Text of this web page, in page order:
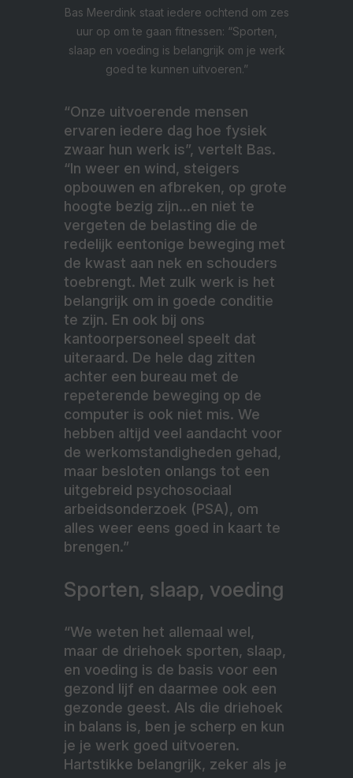
Bas Meerdink staat iedere ochtend om zes
uur op om te gaan fitnessen: “Sporten,
slaap en voeding is belangrijk om je werk
goed te kunnen uitvoeren.”
“Onze uitvoerende mensen
ervaren iedere dag hoe fysiek
zwaar hun werk is”, vertelt Bas.
“In weer en wind, steigers
opbouwen en afbreken, op grote
hoogte bezig zijn…en niet te
vergeten de belasting die de
redelijk eentonige beweging met
de kwast aan nek en schouders
toebrengt. Met zulk werk is het
belangrijk om in goede conditie
te zijn. En ook bij ons
kantoorpersoneel speelt dat
uiteraard. De hele dag zitten
achter een bureau met de
repeterende beweging op de
computer is ook niet mis. We
hebben altijd veel aandacht voor
de werkomstandigheden gehad,
maar besloten onlangs tot een
uitgebreid psychosociaal
arbeidsonderzoek (PSA), om
alles weer eens goed in kaart te
brengen.”
Sporten, slaap, voeding
“We weten het allemaal wel,
maar de driehoek sporten, slaap,
en voeding is de basis voor een
gezond lijf en daarmee ook een
gezonde geest. Als die driehoek
in balans is, ben je scherp en kun
je je werk goed uitvoeren.
Hartstikke belangrijk, zeker als je